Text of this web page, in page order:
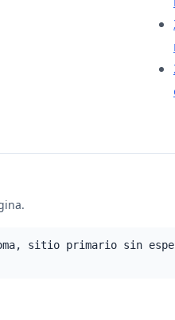
sitio primario sin